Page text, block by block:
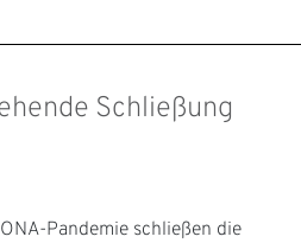
Schließung
Pandemie schließen die